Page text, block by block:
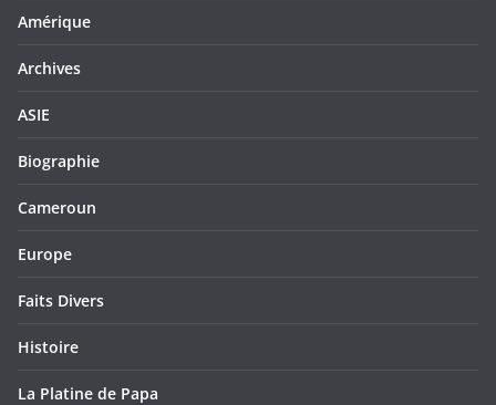
Amérique
Archives
ASIE
Biographie
Cameroun
Europe
Faits Divers
Histoire
La Platine de Papa